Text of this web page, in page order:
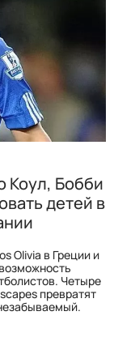
Коул, Бобби
детей в
Olivia в Греции и
Четыре
превратят